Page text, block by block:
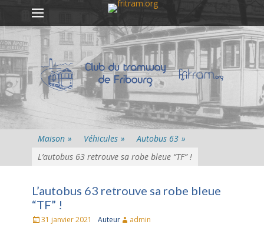
Passer
contenu
Premier menu
Maison » Véhicules » Autobus 63 »
L’autobus 63 retrouve sa robe bleue “TF” !
L’autobus 63 retrouve sa robe bleue
“TF” !
Posté31 janvier 2021 Auteur admin